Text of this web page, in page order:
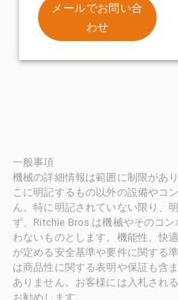
メールでお問い合
わせ
一般事項
機械の詳細情報は範囲に制限があ
こに明記するもの以外の設備やコ
ん。特に明記されていない限り、
ず、Ritchie Bros.は機械やそのコ
わないものとします。機能性、快
が定める安全基準や要件に関する
は商品性に関する表明や保証も含
ありません。お客様には入札され
お勧めします。